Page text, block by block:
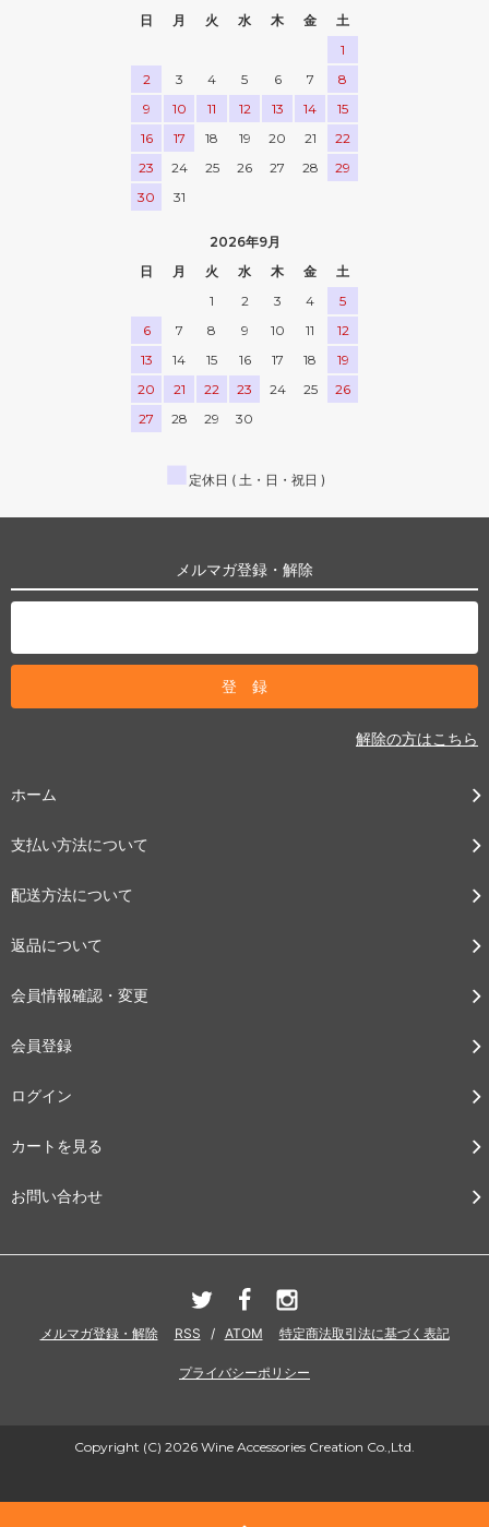
日
月 火 水 木 金
土
1
2
3 4 5 6 7
8
9
10 11 12 13 14
15
16
17 18 19 20 21
22
23
24 25 26 27 28
29
30
31
2026年9月
日
月 火 水 木 金
土
1
2 3 4
5
6
7 8 9 10 11
12
13
14 15 16 17 18
19
20
21 22 23 24 25
26
27
28 29 30
■ 定休日 ( 土・日・祝日 )
メルマガ登録・解除
解除の方はこちら
ホーム
支払い方法について
配送方法について
返品について
会員情報確認・変更
会員登録
ログイン
カートを見る
お問い合わせ
メルマガ登録・解除 RSS / ATOM 特定商法取引法に基づく表記
プライバシーポリシー
Copyright (C) 2026 Wine Accessories Creation Co.,Ltd.